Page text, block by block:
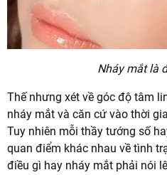
Nháy mắt là
Thế nhưng xét về góc độ tâm
nháy mắt và căn cứ vào thời
Tuy nhiên mỗi thầy tướng số
quan điểm khác nhau về tình
điều gì hay nháy mắt phải nói